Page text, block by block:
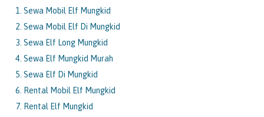
Sewa Mobil Elf Mungkid
Sewa Mobil Elf Di Mungkid
Sewa Elf Long Mungkid
Sewa Elf Mungkid Murah
Sewa Elf Di Mungkid
Rental Mobil Elf Mungkid
Rental Elf Mungkid